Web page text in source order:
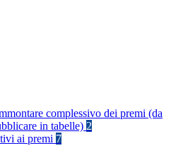
complessivo dei premi (da
in tabelle) 2
ai premi 7